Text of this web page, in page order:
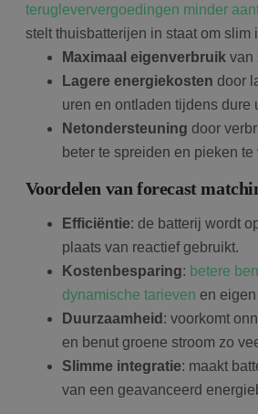
terugleververgoedingen minder
stelt thuisbatterijen in staat om slim
Maximaal eigenverbruikvan
Lagere energiekosten door
uren en ontladen tijdens dure
Netondersteuning door
beter te spreiden en pieken te
Voordelen van forecast
Efficiëntie: de batterij wordt
plaats van reactief gebruikt.
Kostenbesparing: betere
dynamische tarieven en
Duurzaamheid : voorkomt
en benut groene stroom zo
Slimme integratie: maakt
van een geavanceerd